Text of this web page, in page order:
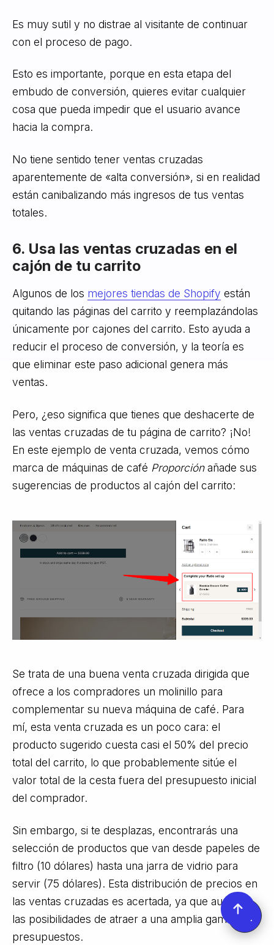
Es muy sutil y no distrae al visitante de continuar
con el proceso de pago.
Esto es importante, porque en esta etapa del
embudo de conversión, quieres evitar cualquier
cosa que pueda impedir que el usuario avance
hacia la compra.
No tiene sentido tener ventas cruzadas
aparentemente de «alta conversión», si en realidad
están canibalizando más ingresos de tus ventas
totales.
6. Usa las ventas cruzadas en el
cajón de tu carrito
Algunos de los mejores tiendas de Shopify están
quitando las páginas del carrito y reemplazándolas
únicamente por cajones del carrito. Esto ayuda a
reducir el proceso de conversión, y la teoría es
que eliminar este paso adicional genera más
ventas.
Pero, ¿eso significa que tienes que deshacerte de
las ventas cruzadas de tu página de carrito? ¡No!
En este ejemplo de venta cruzada, vemos cómo
marca de máquinas de café Proporciónañade sus
sugerencias de productos al cajón del carrito:
Se trata de una buena venta cruzada dirigida que
ofrece a los compradores un molinillo para
complementar su nueva máquina de café. Para
mí, esta venta cruzada es un poco cara: el
producto sugerido cuesta casi el 50% del precio
total del carrito, lo que probablemente sitúe el
valor total de la cesta fuera del presupuesto inicial
del comprador.
Sin embargo, si te desplazas, encontrarás una
selección de productos que van desde papeles de
filtro (10 dólares) hasta una jarra de vidrio para
servir (75 dólares). Esta distribución de precios en
las ventas cruzadas es acertada, ya que aumenta
las posibilidades de atraer a una amplia gama de
presupuestos.